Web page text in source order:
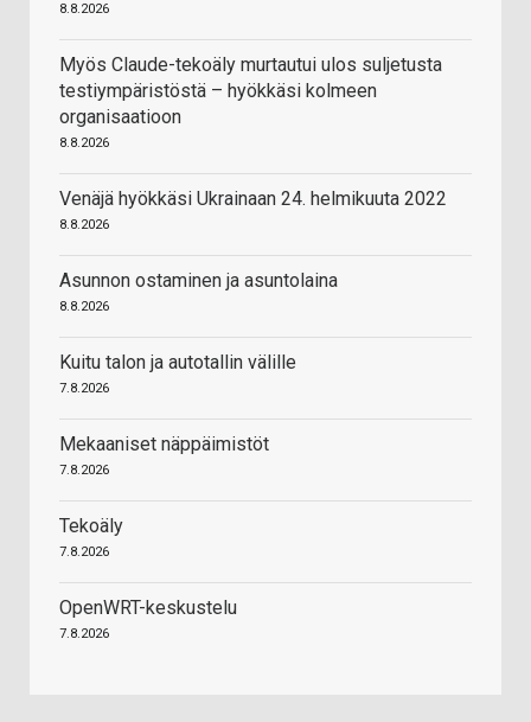
8.8.2026
Myös Claude-tekoäly murtautui ulos suljetusta
testiympäristöstä – hyökkäsi kolmeen
organisaatioon
8.8.2026
Venäjä hyökkäsi Ukrainaan 24. helmikuuta 2022
8.8.2026
Asunnon ostaminen ja asuntolaina
8.8.2026
Kuitu talon ja autotallin välille
7.8.2026
Mekaaniset näppäimistöt
7.8.2026
Tekoäly
7.8.2026
OpenWRT-keskustelu
7.8.2026